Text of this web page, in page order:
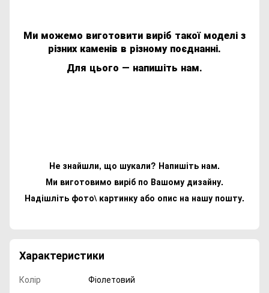
Ми можемо виготовити виріб такої моделі з
різних каменів в різному поєднанні.
Для цього ― напишіть нам.
Не знайшли, що шукали? Напишіть нам.
Ми виготовимо виріб по Вашому дизайну.
Надішліть фото\ картинку або опис на нашу пошту.
Характеристики
Колір Фіолетовий